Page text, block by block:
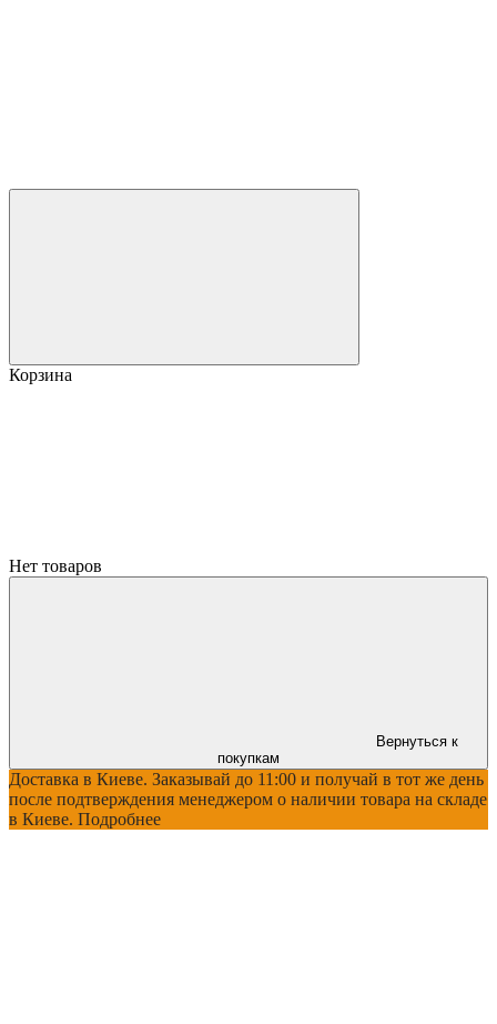
Корзина
Нет товаров
Вернуться к
покупкам
Доставка в Киеве. Заказывай до 11:00 и получай в тот же день
после подтверждения менеджером о наличии товара на складе
в Киеве. Подробнее